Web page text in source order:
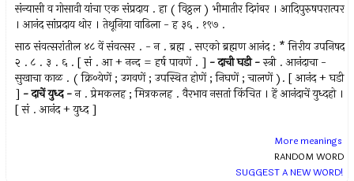
संन्यासी व गोसावी यांचा एक संप्रदाय . हा ( विठ्ठल ) भीमातीर दिगंबर । आदिपुरुषपरात्पर
। आनंद सांप्रदाय थोर । तेथूनिया वाढिला - ह ३६ . १९७ .
साठ संवत्सरांतील ४८ वें संवत्सर . - न . ब्रह्म . सएको ब्रह्मण आनंद : * त्तिरीय उपनिषद
२ . ८ . ३ . ६ . [ सं . आ + नन्द = हर्ष पावणें . ] - दाचीघडी -स्त्री . आनंदाचा -
सुखाचा काळ . ( क्रि०येणें ; उगवणें ; उपस्थित होणें ; निघणें ; चालणें ). [ आनंद + घडी
] - दाचेंयुध्द -न . प्रेमकलह ; मित्रकलह . वैरभाव नसतां किंचित । हें आनंदाचें युध्दहो ।
[ सं . आनंद + युध्द ]
More meanings
RANDOM WORD
SUGGEST A NEW WORD!